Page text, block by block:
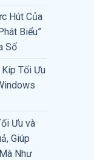
Hút Của
Biểu”
Số
Tối Ưu
Ưu và
Giúp
Như